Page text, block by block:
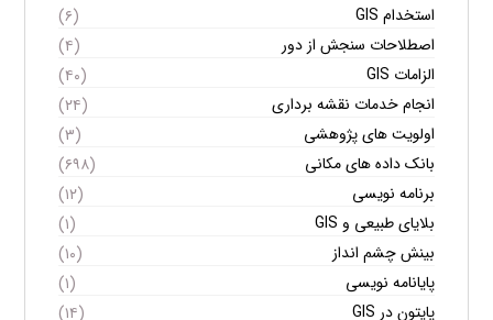
استخدام GIS
(۶)
اصطلاحات سنجش از دور
(۴)
الزامات GIS
(۴۰)
انجام خدمات نقشه برداری
(۲۴)
اولویت های پژوهشی
(۳)
بانک داده های مکانی
(۶۹۸)
برنامه نویسی
(۱۲)
بلایای طبیعی و GIS
(۱)
بینش چشم انداز
(۱۰)
پایانامه نویسی
(۱)
پایتون در GIS
(۱۴)